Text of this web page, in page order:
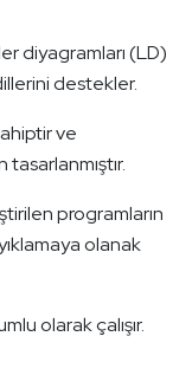
diyagramları (LD)
destekler.
ve
programların
olanak
olarak çalışır.